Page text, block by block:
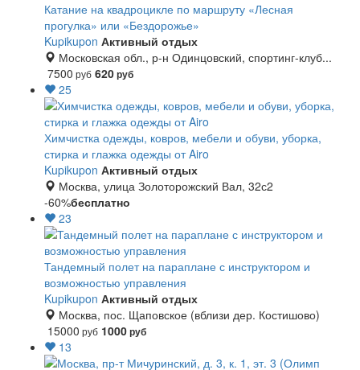
Катание на квадроцикле по маршруту «Лесная
прогулка» или «Бездорожье»
Kupikupon Активный отдых
Московская обл., р-н Одинцовский, спортинг-клуб...
7500 руб 620руб
25
Химчистка одежды, ковров, мебели и обуви, уборка,
стирка и глажка одежды от Airo
Kupikupon Активный отдых
Москва, улица Золоторожский Вал, 32с2
-60%бесплатно
23
Тандемный полет на параплане с инструктором и
возможностью управления
Kupikupon Активный отдых
Москва, пос. Щаповское (вблизи дер. Костишово)
15000 руб 1000руб
13